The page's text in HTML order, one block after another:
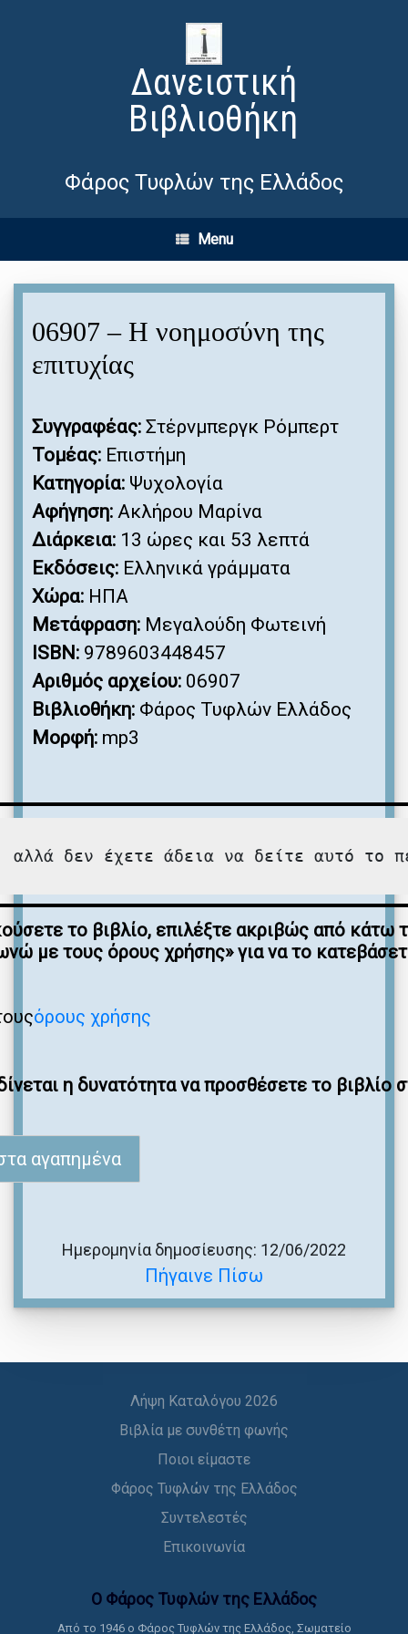
Δανειστική
Βιβλιοθήκη
Φάρος Τυφλών της Ελλάδος
Menu
06907 – Η νοημοσύνη της
επιτυχίας
Συγγραφέας: Στέρνμπεργκ Ρόμπερτ
Τομέας: Επιστήμη
Κατηγορία: Ψυχολογία
Αφήγηση: Ακλήρου Μαρίνα
Διάρκεια: 13 ώρες και 53 λεπτά
Εκδόσεις: Ελληνικά γράμματα
Χώρα: ΗΠΑ
Μετάφραση: Μεγαλούδη Φωτεινή
ISBN: 9789603448457
Αριθμός αρχείου: 06907
Βιβλιοθήκη: Φάρος Τυφλών Ελλάδος
Μορφή: mp3
αλλά δεν έχετε άδεια να δείτε αυτό το
το βιβλίο, επιλέξτε ακριβώς από κάτω
με τους όρους χρήσης» για να το
όρους χρήσης
η δυνατότητα να προσθέσετε το βιβλίο
αγαπημένα
Πήγαινε Πίσω
Ημερομηνία δημοσίευσης: 12/06/2022
Λήψη Καταλόγου 2026
Βιβλία με συνθέτη φωνής
Ποιοι είμαστε
Φάρος Τυφλών της Ελλάδος
Συντελεστές
Επικοινωνία
Ο Φάρος Τυφλών της Ελλάδoς
Από το 1946 ο Φάρος Τυφλών της Ελλάδος, Σωματείο